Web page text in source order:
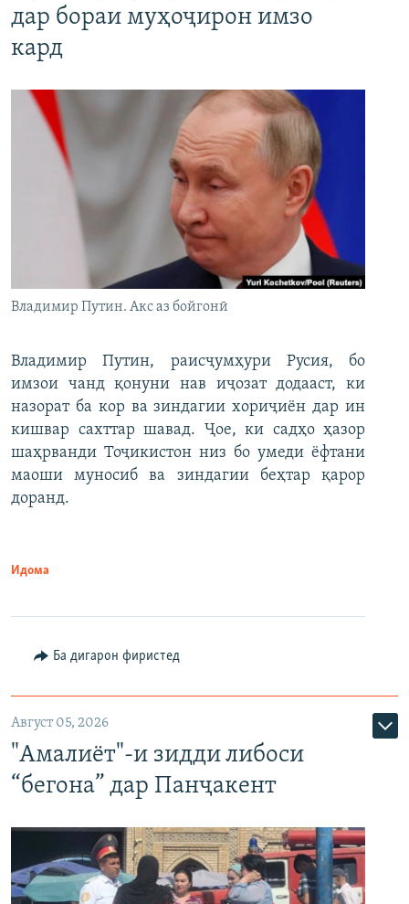
дар бораи муҳоҷирон имзо
кард
Владимир Путин. Акс аз бойгонӣ
Владимир Путин, раисҷумҳури Русия, бо
имзои чанд қонуни нав иҷозат додааст, ки
назорат ба кор ва зиндагии хориҷиён дар ин
кишвар сахттар шавад. Ҷое, ки садҳо ҳазор
шаҳрванди Тоҷикистон низ бо умеди ёфтани
маоши муносиб ва зиндагии беҳтар қарор
доранд.
Идома
Ба дигарон фиристед
Август 05, 2026
"Амалиёт"-и зидди либоси
“бегона” дар Панҷакент